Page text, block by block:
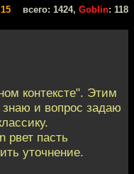
15 всего: 1424, Goblin: 118
контексте". Этим
знаю и вопрос задаю
пасть
уточнение.